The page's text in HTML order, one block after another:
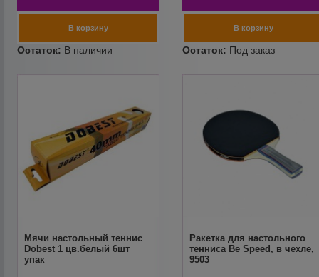
Мячи настольный теннис
Dobest 1 цв.белый 6шт
упак
Ракетка для настольного
тенниса Be Speed, в чехле,
9503